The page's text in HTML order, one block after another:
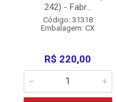
242) - Fabr...
Código: 31318
Embalagem: CX
R$ 220,00